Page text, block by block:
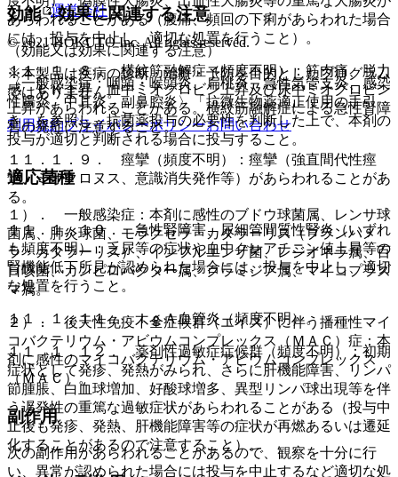
あらわれることがある（腹痛、頻回の下痢があらわれた場合
には、投与を中止し、適切な処置を行うこと）。
１１．１．８． 横紋筋融解症（頻度不明）：筋肉痛、脱力
感、ＣＫ上昇、血中ミオグロビン上昇及び尿中ミオグロビン
上昇があらわれることがある。横紋筋融解症による急性腎障
害の発症に注意すること。
１１．１．９． 痙攣（頻度不明）：痙攣（強直間代性痙
攣、ミオクロヌス、意識消失発作等）があらわれることがあ
る。
１１．１．１０． 急性腎障害、尿細管間質性腎炎（いずれ
も頻度不明）：乏尿等の症状や血中クレアチニン値上昇等の
腎機能低下所見が認められた場合には、投与を中止し、適切
な処置を行うこと。
１１．１．１１． ＩｇＡ血管炎（頻度不明）。
１１．１．１２． 薬剤性過敏症症候群（頻度不明）：初期
症状として発疹、発熱がみられ、さらに肝機能障害、リンパ
節腫脹、白血球増加、好酸球増多、異型リンパ球出現等を伴
う遅発性の重篤な過敏症状があらわれることがある（投与中
止後も発疹、発熱、肝機能障害等の症状が再燃あるいは遷延
化することがあるので注意すること）。
効能・効果に関連する注意
（効能又は効果に関連する注意）
〈一般感染症：咽頭・喉頭炎、扁桃炎、急性気管支炎、感染
性腸炎、中耳炎、副鼻腔炎〉「抗微生物薬適正使用の手引
き」を参照し、抗菌薬投与の必要性を判断した上で、本剤の
投与が適切と判断される場合に投与すること。
適応菌種
１）． 一般感染症：本剤に感性のブドウ球菌属、レンサ球
菌属、肺炎球菌、モラクセラ・カタラーリス（ブランハメ
ラ・カタラーリス）、インフルエンザ菌、レジオネラ属、百
日咳菌、カンピロバクター属、クラミジア属、マイコプラズ
マ属。
２）． 後天性免疫不全症候群（エイズ）に伴う播種性マイ
コバクテリウム・アビウムコンプレックス（ＭＡＣ）症：本
剤に感性のマイコバクテリウム・アビウムコンプレックス
（ＭＡＣ）。
副作用
次の副作用があらわれることがあるので、観察を十分に行
い、異常が認められた場合には投与を中止するなど適切な処
運営会社
© 2021 HOKUTO Inc. All rights reserved.
※本製品は疾病の診断・治療・予防を目的としたプログラム
ではありません。
利用規約プライバシーポリシーお問い合わせ